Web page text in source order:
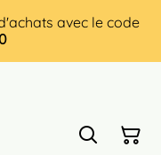
avec le code